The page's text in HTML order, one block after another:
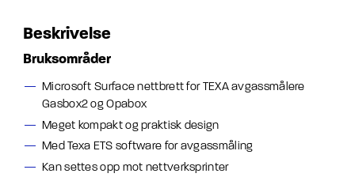
Beskrivelse
Bruksområder
Microsoft Surface nettbrett for TEXA avgassmålere
Gasbox2 og Opabox
Meget kompakt og praktisk design
Med Texa ETS software for avgassmåling
Kan settes opp mot nettverksprinter